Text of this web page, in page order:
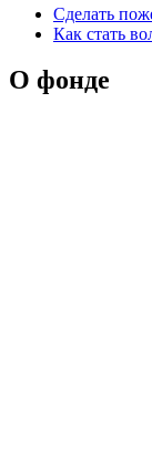
Сделать
Как стать
О фонде